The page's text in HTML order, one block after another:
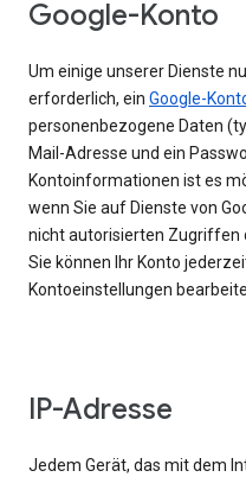
Google-Konto
Um einige unserer Dienste
erforderlich, ein Google-
personenbezogene Daten
Mail-Adresse und ein
Kontoinformationen ist es
wenn Sie auf Dienste von
nicht autorisierten Zugriffen
Sie können Ihr Konto
Kontoeinstellungen
IP-Adresse
Jedem Gerät, das mit dem